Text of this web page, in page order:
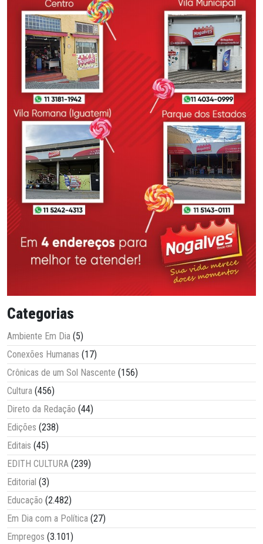
Categorias
Ambiente Em Dia (5)
Conexões Humanas (17)
Crônicas de um Sol Nascente (156)
Cultura (456)
Direto da Redação (44)
Edições (238)
Editais (45)
EDITH CULTURA (239)
Editorial (3)
Educação (2.482)
Em Dia com a Política (27)
Empregos (3.101)